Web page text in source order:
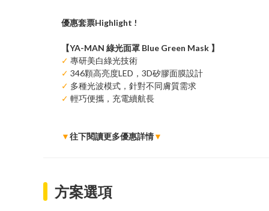
優惠套票Highlight !
【YA-MAN 綠光面罩 Blue Green Mask 】
✓ 專研美白綠光技術
✓ 346顆高亮度LED，3D矽膠面膜設計
✓ 多種光波模式，針對不同膚質需求
✓ 輕巧便攜，充電續航長
▼往下閱讀更多優惠詳情▼
方案選項